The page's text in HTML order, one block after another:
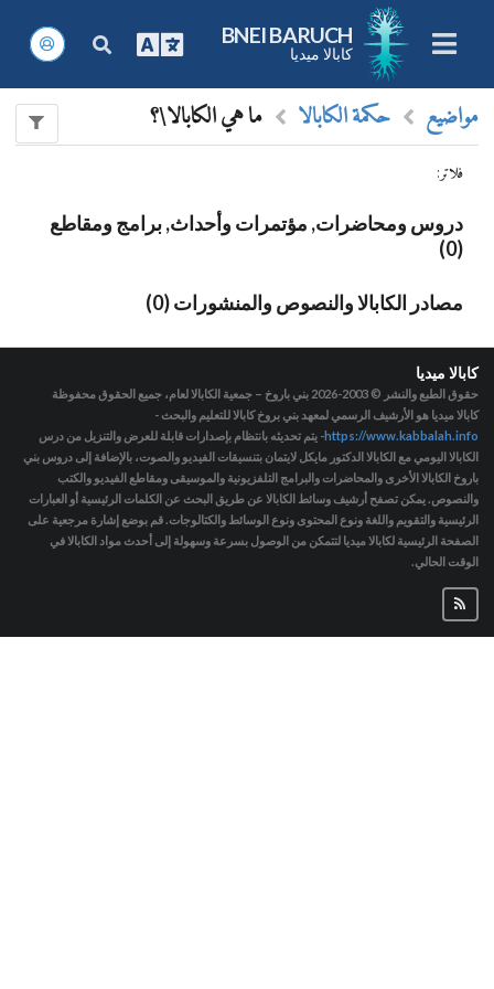
BNEI BARUCH
كابالا ميديا
مواضيع حكمة الكابالا ما هي الكابالا\؟
فلاتر :
دروس ومحاضرات, مؤتمرات وأحداث, برامج ومقاطع
(0)
مصادر الكابالا والنصوص والمنشورات (0)
كابالا ميديا
حقوق الطبع والنشر © 2003-2026
بني باروخ – جمعية الكابالا لعام، جميع الحقوق محفوظة
كابالا ميديا هو الأرشيف الرسمي لمعهد بني بروخ كابالا للتعليم والبحث -
https://www.kabbalah.info- يتم تحديثه بانتظام بإصدارات قابلة للعرض والتنزيل من درس
الكابالا اليومي مع الكابالا الدكتور مايكل لايتمان بتنسيقات الفيديو والصوت، بالإضافة إلى دروس بني
باروخ الكابالا الأخرى والمحاضرات والبرامج التلفزيونية والموسيقى ومقاطع الفيديو والكتب
والنصوص. يمكن تصفح أرشيف وسائط الكابالا عن طريق البحث عن الكلمات الرئيسية أو العبارات
الرئيسية والتقويم واللغة ونوع المحتوى ونوع الوسائط والكتالوجات. قم بوضع إشارة مرجعية على
الصفحة الرئيسية لكابالا ميديا لتتمكن من الوصول بسرعة وسهولة إلى أحدث مواد الكابالا في
الوقت الحالي.